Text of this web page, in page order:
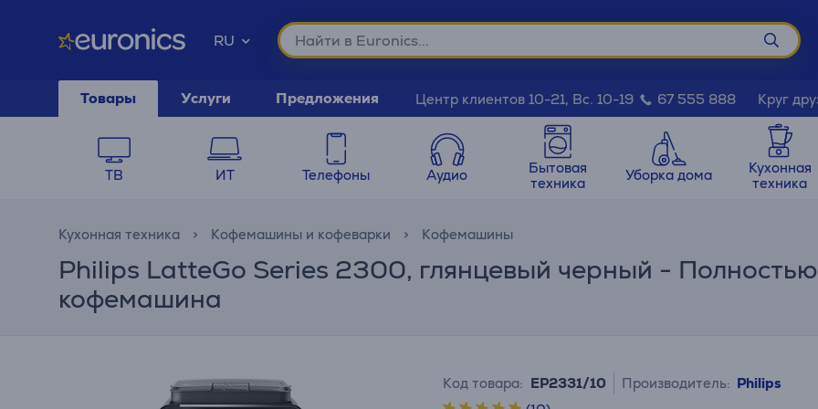
RU
Товары Услуги Предложения Центр клиентов 10-21, Вс. 10-19 67 555 888 Круг
ТВ ИТ Телефоны Аудио
Бытовая
техника
Уборка дома
Кухонная
техника
Кухонная техника Кофемашины и кофеварки Кофемашины
Philips LatteGo Series 2300, глянцевый черный -
кофемашина
Код товара: EP2331/10 Производитель: Philips